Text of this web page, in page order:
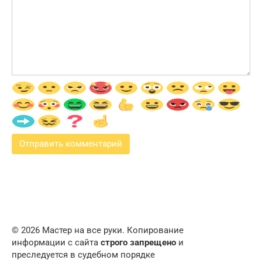
© 2026 Мастер на все руки. Копирование
информации с сайта строго запрещено и
преследуется в судебном порядке